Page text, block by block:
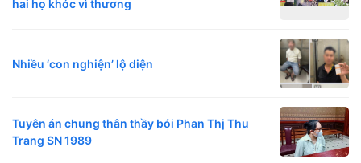
hai họ khóc vì thương
Nhiều ‘con nghiện’ lộ diện
Tuyên án chung thân thầy bói Phan Thị Thu
Trang SN 1989